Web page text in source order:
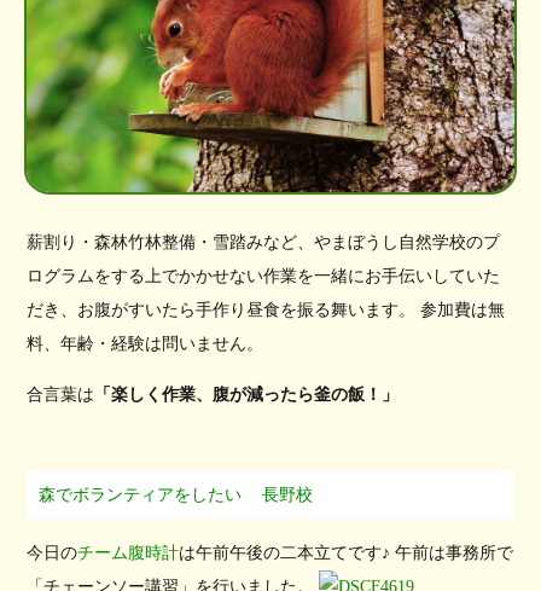
薪割り・森林竹林整備・雪踏みなど、やまぼうし自然学校のプ
ログラムをする上でかかせない作業を一緒にお手伝いしていた
だき、お腹がすいたら手作り昼食を振る舞います。 参加費は無
料、年齢・経験は問いません。
合言葉は 「楽しく作業、腹が減ったら釜の飯！」
森でボランティアをしたい 長野校
今日のチーム腹時計は午前午後の二本立てです♪ 午前は事務所で
「チェーンソー講習」を行いました。